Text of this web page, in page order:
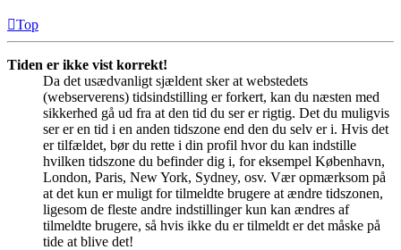
Top
Tiden er ikke vist korrekt!
Da det usædvanligt sjældent sker at webstedets
(webserverens) tidsindstilling er forkert, kan du næsten med
sikkerhed gå ud fra at den tid du ser er rigtig. Det du muligvis
ser er en tid i en anden tidszone end den du selv er i. Hvis det
er tilfældet, bør du rette i din profil hvor du kan indstille
hvilken tidszone du befinder dig i, for eksempel København,
London, Paris, New York, Sydney, osv. Vær opmærksom på
at det kun er muligt for tilmeldte brugere at ændre tidszonen,
ligesom de fleste andre indstillinger kun kan ændres af
tilmeldte brugere, så hvis ikke du er tilmeldt er det måske på
tide at blive det!